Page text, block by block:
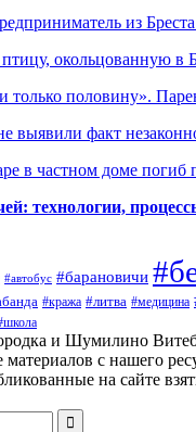
из
окольцованную в
только половину».
выявили факт
в частном доме погиб
технологии,
#автобус #барановичи
#кража #литва #медицина
и Шумилино
с нашего
на сайте